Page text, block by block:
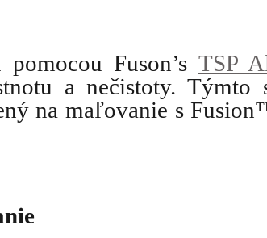
Fuson’s TSP
a nečistoty. Týmto
na maľovanie s